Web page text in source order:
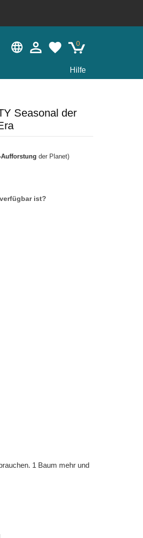
0
Hilfe
Seasonal der
Aufforstung der Planet)
ist?
1 Baum mehr und